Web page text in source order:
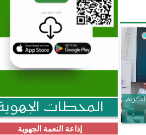
المحطات
إذاعة النعمة الجهوية